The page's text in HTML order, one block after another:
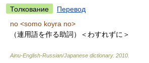
Толкование
Перевод
no <somo koyra no>
（連用語を作る助詞）＜わすれずに＞
Ainu-English-Russian/Japanese dictionary. 2010